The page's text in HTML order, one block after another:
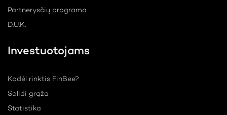
Partnerysčių programa
D.U.K.
Investuotojams
Kodėl rinktis FinBee?
Solidi grąža
Statistika